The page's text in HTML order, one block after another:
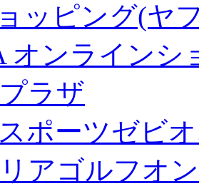
ッピング(ヤ
オンラインシ
ラザ
ポーツゼビ
アゴルフオ